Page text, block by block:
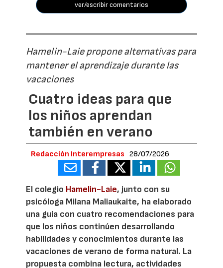
ver/escribir comentarios
Hamelin-Laie propone alternativas para
mantener el aprendizaje durante las
vacaciones
Cuatro ideas para que
los niños aprendan
también en verano
Redacción Interempresas 28/07/2026
El colegio Hamelin-Laie, junto con su
psicóloga Milana Maliaukaite, ha elaborado
una guía con cuatro recomendaciones para
que los niños continúen desarrollando
habilidades y conocimientos durante las
vacaciones de verano de forma natural. La
propuesta combina lectura, actividades